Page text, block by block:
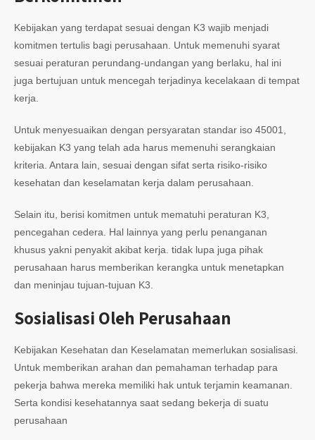
Kebijakan yang terdapat sesuai dengan K3 wajib menjadi
komitmen tertulis bagi perusahaan. Untuk memenuhi syarat
sesuai peraturan perundang-undangan yang berlaku, hal ini
juga bertujuan untuk mencegah terjadinya kecelakaan di tempat
kerja.
Untuk menyesuaikan dengan persyaratan standar iso 45001,
kebijakan K3 yang telah ada harus memenuhi serangkaian
kriteria. Antara lain, sesuai dengan sifat serta risiko-risiko
kesehatan dan keselamatan kerja dalam perusahaan.
Selain itu, berisi komitmen untuk mematuhi peraturan K3,
pencegahan cedera. Hal lainnya yang perlu penanganan
khusus yakni penyakit akibat kerja. tidak lupa juga pihak
perusahaan harus memberikan kerangka untuk menetapkan
dan meninjau tujuan-tujuan K3.
Sosialisasi Oleh Perusahaan
Kebijakan Kesehatan dan Keselamatan memerlukan sosialisasi.
Untuk memberikan arahan dan pemahaman terhadap para
pekerja bahwa mereka memiliki hak untuk terjamin keamanan.
Serta kondisi kesehatannya saat sedang bekerja di suatu
perusahaan